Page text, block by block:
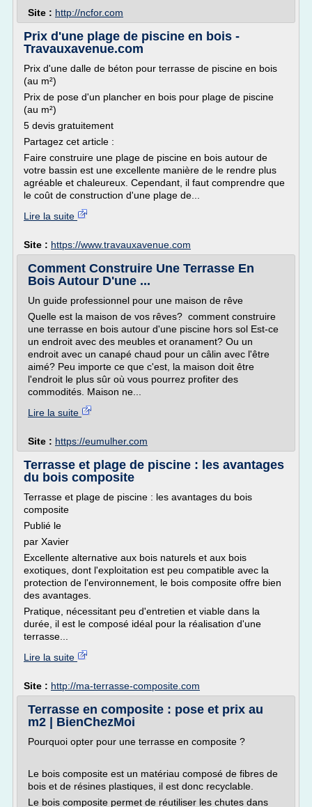
Site : http://ncfor.com
Prix d'une plage de piscine en bois -
Travauxavenue.com
Prix d'une dalle de béton pour terrasse de piscine en bois
(au m²)
Prix de pose d'un plancher en bois pour plage de piscine
(au m²)
5 devis gratuitement
Partagez cet article :
Faire construire une plage de piscine en bois autour de
votre bassin est une excellente manière de le rendre plus
agréable et chaleureux. Cependant, il faut comprendre que
le coût de construction d'une plage de...
Lire la suite
Site : https://www.travauxavenue.com
Comment Construire Une Terrasse En
Bois Autour D'une ...
Un guide professionnel pour une maison de rêve
Quelle est la maison de vos rêves? comment construire
une terrasse en bois autour d'une piscine hors sol Est-ce
un endroit avec des meubles et oranament? Ou un
endroit avec un canapé chaud pour un câlin avec l'être
aimé? Peu importe ce que c'est, la maison doit être
l'endroit le plus sûr où vous pourrez profiter des
commodités. Maison ne...
Lire la suite
Site : https://eumulher.com
Terrasse et plage de piscine : les avantages
du bois composite
Terrasse et plage de piscine : les avantages du bois
composite
Publié le
par Xavier
Excellente alternative aux bois naturels et aux bois
exotiques, dont l'exploitation est peu compatible avec la
protection de l'environnement, le bois composite offre bien
des avantages.
Pratique, nécessitant peu d'entretien et viable dans la
durée, il est le composé idéal pour la réalisation d'une
terrasse...
Lire la suite
Site : http://ma-terrasse-composite.com
Terrasse en composite : pose et prix au
m2 | BienChezMoi
Pourquoi opter pour une terrasse en composite ?
Le bois composite est un matériau composé de fibres de
bois et de résines plastiques, il est donc recyclable.
Le bois composite permet de réutiliser les chutes dans